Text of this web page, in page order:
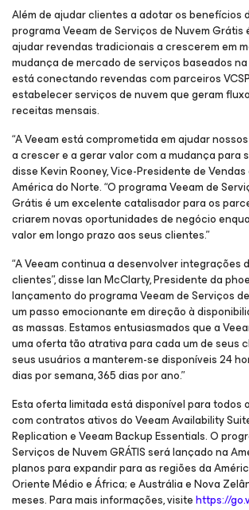
Além de ajudar clientes a adotar os benefícios
programa Veeam de Serviços de Nuvem
ajudar revendas tradicionais a crescerem em
mudança de mercado de serviços baseados na
está conectando revendas com parceiros
estabelecer serviços de nuvem que geram
receitas mensais.
“A Veeam está comprometida em ajudar
a crescer e a gerar valor com a mudança para
disse Kevin Rooney, Vice-Presidente de
América do Norte. “O programa Veeam de
Grátis é um excelente catalisador para os
criarem novas oportunidades de negócio
valor em longo prazo aos seus clientes.”
“A Veeam continua a desenvolver integrações
clientes”, disse Ian McClarty, Presidente da
lançamento do programa Veeam de Serviços
um passo emocionante em direção à
as massas. Estamos entusiasmados que a
uma oferta tão atrativa para cada um de seus
seus usuários a manterem-se disponíveis 24
dias por semana, 365 dias por ano.”
Esta oferta limitada está disponível para todos
com contratos ativos do Veeam Availability
Replication e Veeam Backup Essentials. O
Serviços de Nuvem GRÁTIS será lançado na
planos para expandir para as regiões da
Oriente Médio e África; e Austrália e Nova
meses. Para mais informações, visitehttps://